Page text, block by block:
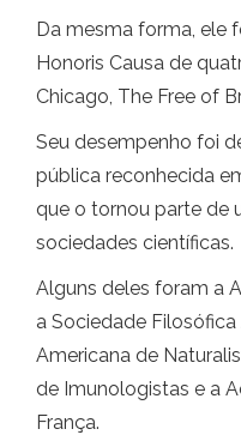
Da mesma forma, ele
Honoris Causa de
Chicago, The Free of
Seu desempenho foi
pública reconhecida
que o tornou parte de
sociedades científicas.
Alguns deles foram a
a Sociedade
Americana de
de Imunologistas e a
França.